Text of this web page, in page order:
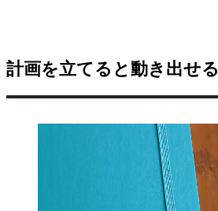
計画を立てると動き出せる